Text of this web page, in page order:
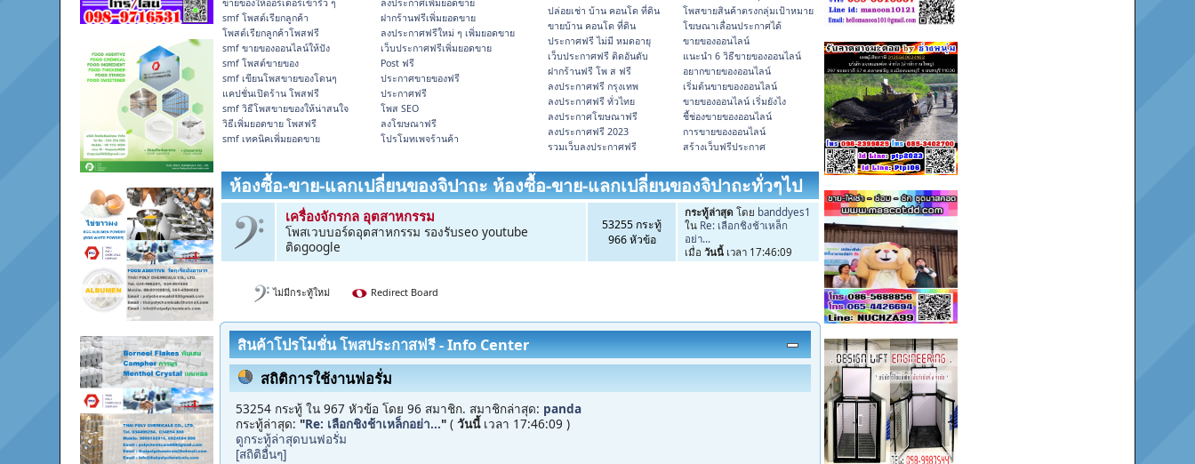
ขายของให้ออร์เดอร์เข้ารัว ๆ
smf โพสต์เรียกลูกค้า
โพสต์เรียกลูกค้าโพสฟรี
smf ขายของออนไลน์ให้ปัง
smf โพสต์ขายของ
smf เขียนโพสขายของโดนๆ
แคปชั่นเปิดร้าน โพสฟรี
smf วิธีโพสขายของให้น่าสนใจ
วิธีเพิ่มยอดขาย โพสฟรี
smf เทคนิคเพิ่มยอดขาย
ลงประกาศเพิ่มยอดขาย
ฝากร้านฟรีเพิ่มยอดขาย
ลงประกาศฟรีใหม่ ๆ เพิ่มยอดขาย
เว็บประกาศฟรีเพิ่มยอดขาย
Post ฟรี
ประกาศขายของฟรี
ประกาศฟรี
โพส SEO
ลงโฆษณาฟรี
โปรโมทเพจร้านค้า
ปล่อยเช่า บ้าน คอนโด ที่ดิน
ขายบ้าน คอนโด ที่ดิน
ประกาศฟรี ไม่มี หมดอายุ
เว็บประกาศฟรี ติดอันดับ
ฝากร้านฟรี โพ ส ฟรี
ลงประกาศฟรี กรุงเทพ
ลงประกาศฟรี ทั่วไทย
ลงประกาศโฆษณาฟรี
ลงประกาศฟรี 2023
รวมเว็บลงประกาศฟรี
โพสขายสินค้าตรงกลุ่มเป้าหมาย
โฆษณาเลื่อนประกาศได้
ขายของออนไลน์
แนะนำ 6 วิธีขายของออนไลน์
อยากขายของออนไลน์
เริ่มต้นขายของออนไลน์
ขายของออนไลน์ เริ่มยังไง
ชี้ช่องขายของออนไลน์
การขายของออนไลน์
สร้างเว็บฟรีประกาศ
ห้องซื้อ-ขาย-แลกเปลี่ยนของจิปาถะ ห้องซื้อ-ขาย-แลกเปลี่ยนของจิปาถะทั่วๆไป
เครื่องจักรกล อุตสาหกรรม
โพสเวบบอร์ดอุตสาหกรรม รองรับseo youtube
ติดgoogle
53255 กระทู้
966 หัวข้อ
กระทู้ล่าสุด โดย banddyes1
ใน Re: เลือกชิงช้าเหล็ก
อย่า...
เมื่อวันนี้ เวลา 17:46:09
ไม่มีกระทู้ใหม่ Redirect Board
สินค้าโปรโมชั่น โพสประกาสฟรี - Info Center
สถิติการใช้งานฟอรั่ม
53254 กระทู้ ใน 967 หัวข้อ โดย 96 สมาชิก. สมาชิกล่าสุด: panda
กระทู้ล่าสุด: "Re: เลือกชิงช้าเหล็กอย่า..."( วันนี้เวลา 17:46:09 )
ดูกระทู้ล่าสุดบนฟอรั่ม
[สถิติอื่นๆ]